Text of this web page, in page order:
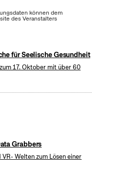
können dem
des Veranstalters
für Seelische Gesundheit
17. Oktober mit über 60
Grabbers
Welten zum Lösen einer